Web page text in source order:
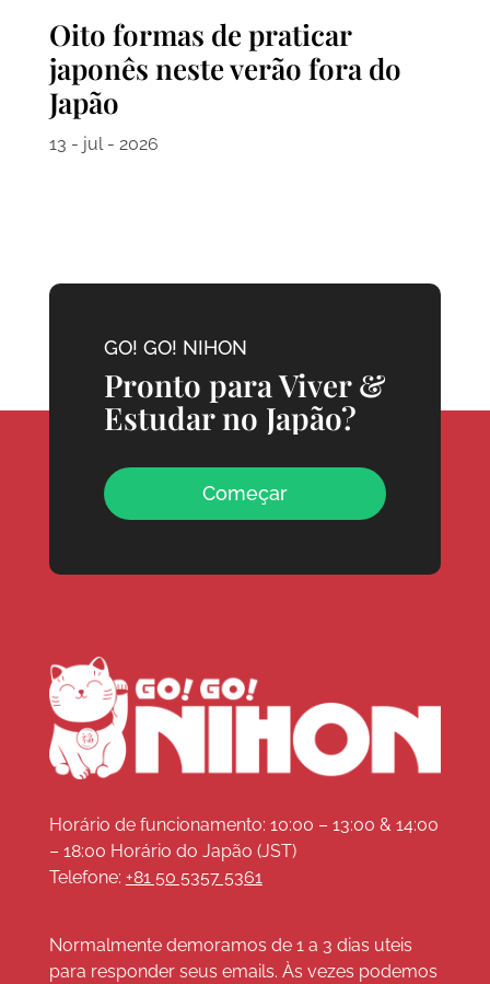
Oito formas de praticar
japonês neste verão fora do
Japão
13 - jul - 2026
GO! GO! NIHON
Pronto para Viver &
Estudar no Japão?
Começar
Horário de funcionamento: 10:00 – 13:00 & 14:00
– 18:00 Horário do Japão (JST)
Telefone: +81 50 5357 5361
Normalmente demoramos de 1 a 3 dias uteis
para responder seus emails. Às vezes podemos